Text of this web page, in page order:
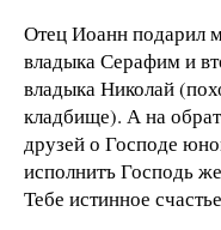
Отец Иоанн подарил
владыка Серафим и
владыка Николай
кладбище). А на
друзей о Господе
исполнитъ Господь
Тебе истинное